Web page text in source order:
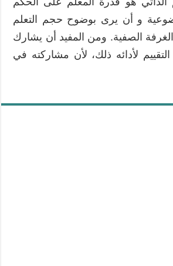
و أن يرى بوضوح حجم التعلم
الصفية. ومن المفيد أن يشارك
لأدائه ذلك، لأن مشاركته في